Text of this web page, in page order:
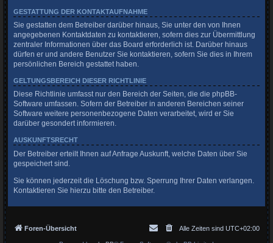
GESTATTUNG DER KONTAKTAUFNAHME
Sie gestatten dem Betreiber darüber hinaus, Sie unter den von Ihnen
angegebenen Kontaktdaten zu kontaktieren, sofern dies zur Übermittlung
zentraler Informationen über das Board erforderlich ist. Darüber hinaus
dürfen er und andere Benutzer Sie kontaktieren, sofern Sie dies in Ihrem
persönlichen Bereich gestattet haben.
GELTUNGSBEREICH DIESER RICHTLINIE
Diese Richtlinie umfasst nur den Bereich der Seiten, die die phpBB-
Software umfassen. Sofern der Betreiber in anderen Bereichen seiner
Software weitere personenbezogene Daten verarbeitet, wird er Sie
darüber gesondert informieren.
AUSKUNFTSRECHT
Der Betreiber erteilt Ihnen auf Anfrage Auskunft, welche Daten über Sie
gespeichert sind.
Sie können jederzeit die Löschung bzw. Sperrung Ihrer Daten verlangen.
Kontaktieren Sie hierzu bitte den Betreiber.
Foren-Übersicht Alle Zeiten sind UTC+02:00